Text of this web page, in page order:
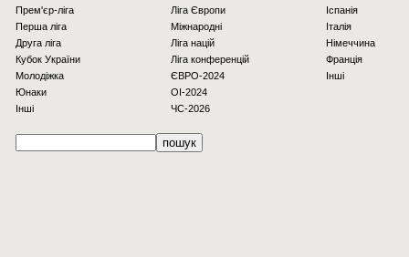
Прем'єр-ліга
Перша ліга
Друга ліга
Кубок України
Молодіжка
Юнаки
Інші
Ліга Європи
Міжнародні
Ліга націй
Ліга конференцій
ЄВРО-2024
OI-2024
ЧС-2026
Іспанія
Італія
Німеччина
Франція
Інші